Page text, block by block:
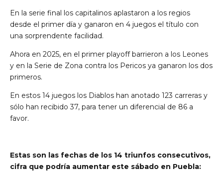
En la serie final los capitalinos aplastaron a los regios
desde el primer día y ganaron en 4 juegos el título con
una sorprendente facilidad.
Ahora en 2025, en el primer playoff barrieron a los Leones
y en la Serie de Zona contra los Pericos ya ganaron los dos
primeros.
En estos 14 juegos los Diablos han anotado 123 carreras y
sólo han recibido 37, para tener un diferencial de 86 a
favor.
Estas son las fechas de los 14 triunfos consecutivos,
cifra que podría aumentar este sábado en Puebla: